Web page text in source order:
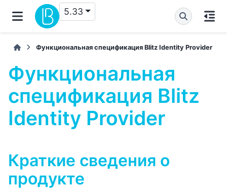
5.33
Функциональная спецификация Blitz Identity Provider
Функциональная
спецификация Blitz
Identity Provider
Краткие сведения о
продукте